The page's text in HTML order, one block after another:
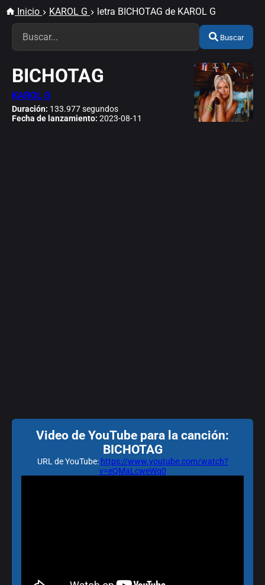
Inicio KAROL G letra BICHOTAG de KAROL G
Buscar
BICHOTAG
KAROL G
Duración: 133.977 segundos
Fecha de lanzamiento: 2023-08-11
Video de YouTube para la canción:
BICHOTAG
URL de YouTube: https://www.youtube.com/watch?
v=eQMaLcweWq0